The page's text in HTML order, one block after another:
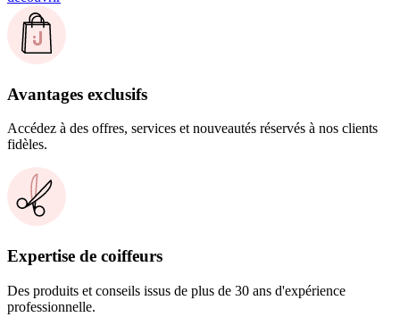
Avantages exclusifs
Accédez à des offres, services et nouveautés réservés à nos clients
fidèles.
Expertise de coiffeurs
Des produits et conseils issus de plus de 30 ans d'expérience
professionnelle.